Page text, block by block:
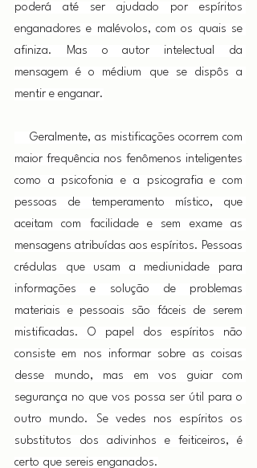
poderá até ser ajudado por espíritos
enganadores e malévolos, com os quais se
afiniza. Mas o autor intelectual da
mensagem é o médium que se dispôs a
mentir e enganar.
Geralmente, as mistificações ocorrem com
maior frequência nos fenômenos inteligentes
como a psicofonia e a psicografia e com
pessoas de temperamento místico, que
aceitam com facilidade e sem exame as
mensagens atribuídas aos espíritos. Pessoas
crédulas que usam a mediunidade para
informações e solução de problemas
materiais e pessoais são fáceis de serem
mistificadas. O papel dos espíritos não
consiste em nos informar sobre as coisas
desse mundo, mas em vos guiar com
segurança no que vos possa ser útil para o
outro mundo. Se vedes nos espíritos os
substitutos dos adivinhos e feiticeiros, é
certo que sereis enganados.